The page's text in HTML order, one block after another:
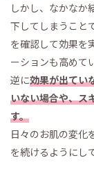
しかし、なかなか
下してしまうこと
を確認して効果を
ーションも高めて
逆に効果が出てい
いない場合や、ス
す。
日々のお肌の変化
を続けるようにし